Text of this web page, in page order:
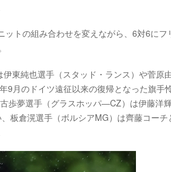
トの組み合わせを変えながら、6対6にフ
東純也選手（スタッド・ランス）や菅原
9月のドイツ遠征以来の復帰となった旗手
歩夢選手（グラスホッパ―CZ）は伊藤洋
板倉滉選手（ボルシアMG）は齊藤コーチ